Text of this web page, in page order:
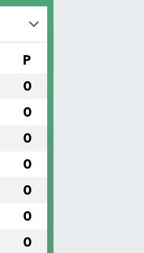
P
0
0
0
0
0
0
0